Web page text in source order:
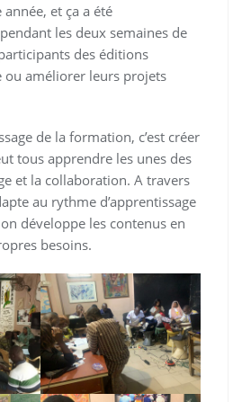
et ça a été
les deux semaines de
des éditions
ou améliorer leurs projets
de la formation, c’est créer
tous apprendre les unes des
et la collaboration. A travers
au rythme d’apprentissage
développe les contenus en
besoins.